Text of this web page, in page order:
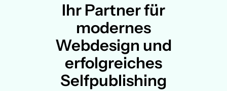
Ihr Partner für
modernes
Webdesign und
erfolgreiches
Selfpublishing